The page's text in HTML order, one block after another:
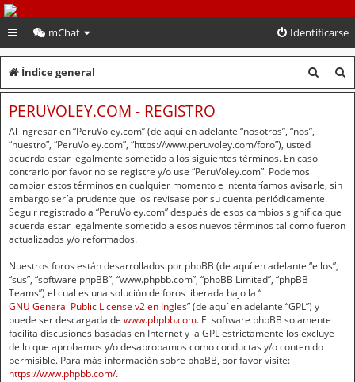
PeruVoley.com
mChat Identificarse
Índice general
u
u
r
PERUVOLEY.COM - REGISTRO
Al ingresar en “PeruVoley.com” (de aquí en adelante “nosotros”, “nos”,
“nuestro”, “PeruVoley.com”, “https://www.peruvoley.com/foro”), usted
acuerda estar legalmente sometido a los siguientes términos. En caso
contrario por favor no se registre y/o use “PeruVoley.com”. Podemos
cambiar estos términos en cualquier momento e intentaríamos avisarle, sin
embargo sería prudente que los revisase por su cuenta periódicamente.
Seguir registrado a “PeruVoley.com” después de esos cambios significa que
acuerda estar legalmente sometido a esos nuevos términos tal como fueron
actualizados y/o reformados.
Nuestros foros están desarrollados por phpBB (de aquí en adelante “ellos”,
“sus”, “software phpBB”, “www.phpbb.com”, “phpBB Limited”, “phpBB
Teams”) el cual es una solución de foros liberada bajo la “
GNU General Public License v2 en Ingles” (de aquí en adelante “GPL”) y
puede ser descargada de www.phpbb.com. El software phpBB solamente
facilita discusiones basadas en Internet y la GPL estrictamente los excluye
de lo que aprobamos y/o desaprobamos como conductas y/o contenido
permisible. Para más información sobre phpBB, por favor visite:
https://www.phpbb.com/.